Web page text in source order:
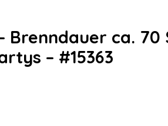
Brenndauer ca. 70
– #15363